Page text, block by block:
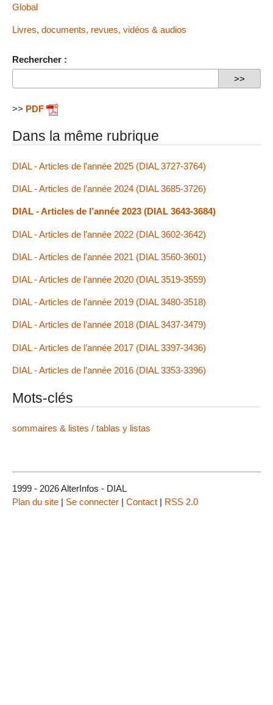
Global
Livres, documents, revues, vidéos & audios
Rechercher :
>> PDF
Dans la même rubrique
DIAL - Articles de l’année 2025 (DIAL 3727-3764)
DIAL - Articles de l’année 2024 (DIAL 3685-3726)
DIAL - Articles de l’année 2023 (DIAL 3643-3684)
DIAL - Articles de l’année 2022 (DIAL 3602-3642)
DIAL - Articles de l’année 2021 (DIAL 3560-3601)
DIAL - Articles de l’année 2020 (DIAL 3519-3559)
DIAL - Articles de l’année 2019 (DIAL 3480-3518)
DIAL - Articles de l’année 2018 (DIAL 3437-3479)
DIAL - Articles de l’année 2017 (DIAL 3397-3436)
DIAL - Articles de l’année 2016 (DIAL 3353-3396)
Mots-clés
sommaires & listes / tablas y listas
1999 - 2026 AlterInfos - DIAL
Plan du site | Se connecter | Contact | RSS 2.0